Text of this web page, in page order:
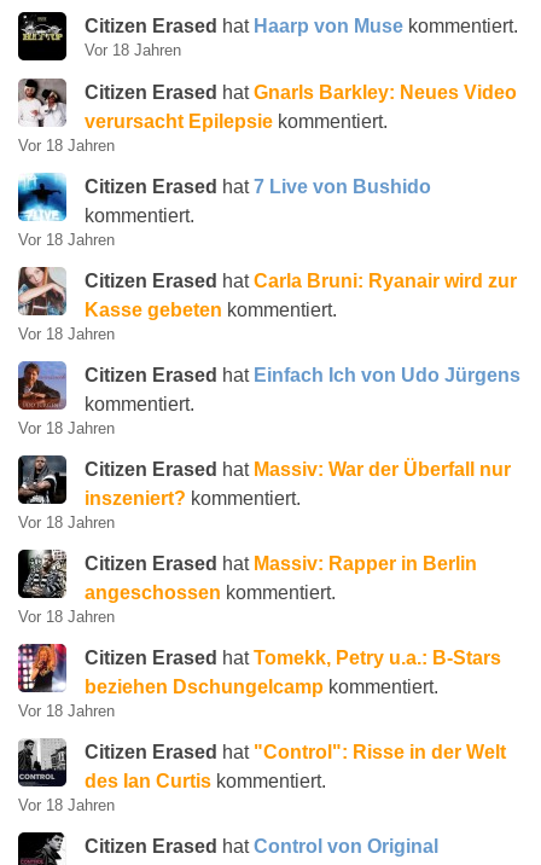
Citizen Erased hat Haarp von Muse kommentiert.
Vor 18 Jahren
Citizen Erased hatGnarls Barkley: Neues Video
verursacht Epilepsie kommentiert.
Vor 18 Jahren
Citizen Erased hat7 Live von Bushido
kommentiert.
Vor 18 Jahren
Citizen Erased hatCarla Bruni: Ryanair wird zur
Kasse gebeten kommentiert.
Vor 18 Jahren
Citizen Erased hat Einfach Ich von Udo Jürgens
kommentiert.
Vor 18 Jahren
Citizen Erased hat Massiv: War der Überfall nur
inszeniert? kommentiert.
Vor 18 Jahren
Citizen Erased hat Massiv: Rapper in Berlin
angeschossen kommentiert.
Vor 18 Jahren
Citizen Erased hatTomekk, Petry u.a.: B-Stars
beziehen Dschungelcamp kommentiert.
Vor 18 Jahren
Citizen Erased hat "Control": Risse in der Welt
des Ian Curtis kommentiert.
Vor 18 Jahren
Citizen Erased hatControl von Original